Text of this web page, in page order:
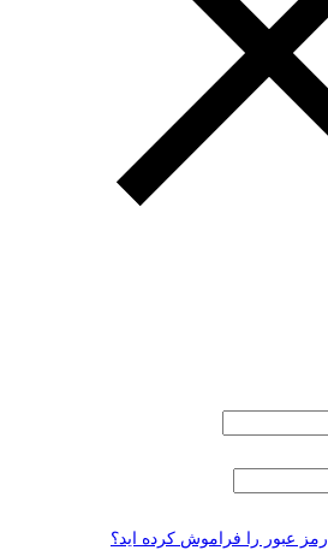
رمز عبور را فراموش کرده اید؟